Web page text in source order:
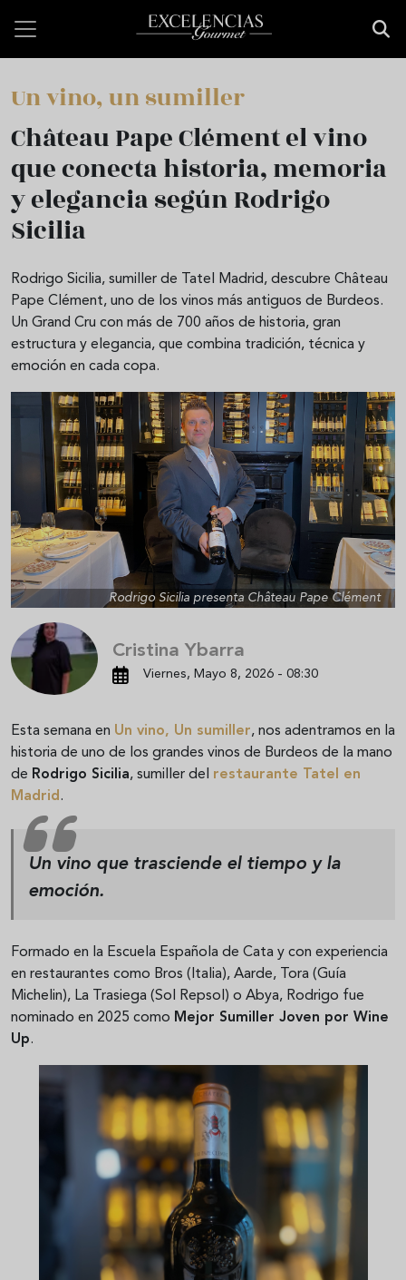
Un vino, un sumiller
Château Pape Clément el vino
que conecta historia, memoria
y elegancia según Rodrigo
Sicilia
Rodrigo Sicilia, sumiller de Tatel Madrid, descubre Château
Pape Clément, uno de los vinos más antiguos de Burdeos.
Un Grand Cru con más de 700 años de historia, gran
estructura y elegancia, que combina tradición, técnica y
emoción en cada copa.
Rodrigo Sicilia presenta Château Pape Clément
Cristina Ybarra
Viernes, Mayo 8, 2026 - 08:30
Esta semana en Un vino, Un sumiller, nos adentramos en la
historia de uno de los grandes vinos de Burdeos de la mano
de Rodrigo Sicilia, sumiller del restaurante Tatel en
Madrid.
Un vino que trasciende el tiempo y la
emoción.
Formado en la Escuela Española de Cata y con experiencia
en restaurantes como Bros (Italia), Aarde, Tora (Guía
Michelin), La Trasiega (Sol Repsol) o Abya, Rodrigo fue
nominado en 2025 como Mejor Sumiller Joven por Wine
Up.